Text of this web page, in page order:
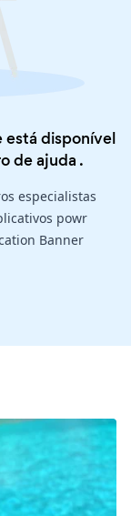
disponível
de ajuda .
especialistas
powr
Banner